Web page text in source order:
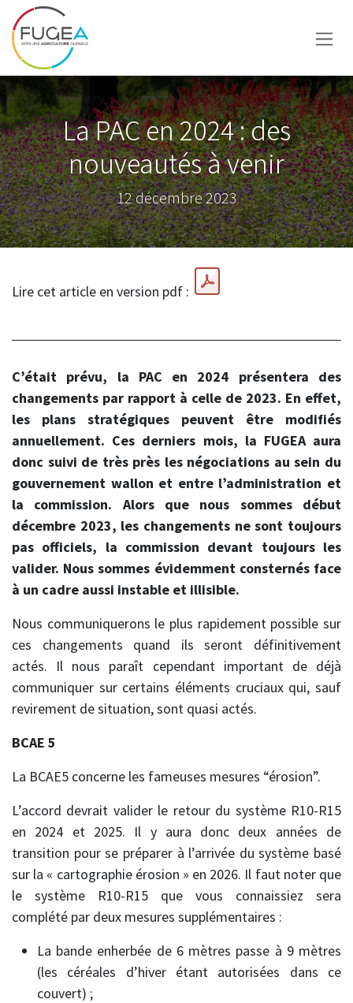
Se rendre au contenu
La PAC en 2024 : des
nouveautés à venir
12 décembre 2023
Lire cet article en version pdf :
C’était prévu, la PAC en 2024 présentera des
changements par rapport à celle de 2023. En effet,
les plans stratégiques peuvent être modifiés
annuellement. Ces derniers mois, la FUGEA aura
donc suivi de très près les négociations au sein du
gouvernement wallon et entre l’administration et
la commission. Alors que nous sommes début
décembre 2023, les changements ne sont toujours
pas officiels, la commission devant toujours les
valider. Nous sommes évidemment consternés face
à un cadre aussi instable et illisible.
Nous communiquerons le plus rapidement possible sur
ces changements quand ils seront définitivement
actés. Il nous paraît cependant important de déjà
communiquer sur certains éléments cruciaux qui, sauf
revirement de situation, sont quasi actés.
BCAE 5
La BCAE5 concerne les fameuses mesures “érosion”.
L’accord devrait valider le retour du système R10-R15
en 2024 et 2025. Il y aura donc deux années de
transition pour se préparer à l’arrivée du système basé
sur la « cartographie érosion » en 2026. Il faut noter que
le système R10-R15 que vous connaissiez sera
complété par deux mesures supplémentaires :
La bande enherbée de 6 mètres passe à 9 mètres
(les céréales d’hiver étant autorisées dans ce
couvert) ;